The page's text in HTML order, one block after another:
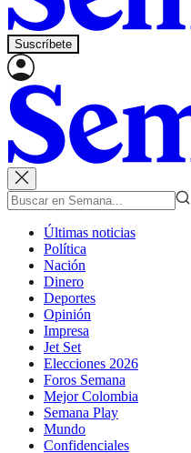
Suscríbete
Últimas noticias
Política
Nación
Dinero
Deportes
Opinión
Impresa
Jet Set
Elecciones 2026
Foros Semana
Mejor Colombia
Semana Play
Mundo
Confidenciales